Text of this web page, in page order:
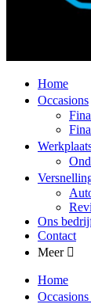
Home
Occasions
Ons
Contact
Meer
Home
Occasions